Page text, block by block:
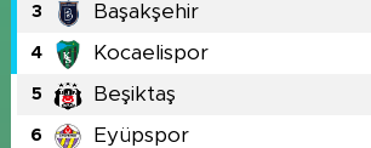
3 Başakşehir
4 Kocaelispor
5 Beşiktaş
6 Eyüpspor